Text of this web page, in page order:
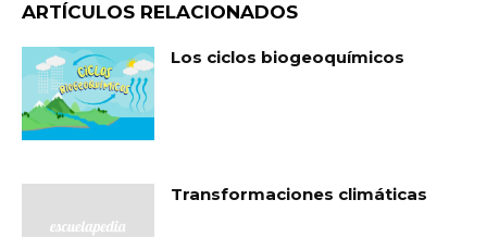
ARTÍCULOS RELACIONADOS
Los ciclos biogeoquímicos
Transformaciones climáticas